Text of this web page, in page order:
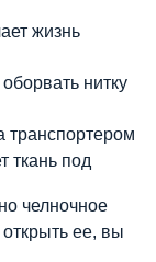
жизнь
нитку
транспортером
ткань под
челночное
ее, вы